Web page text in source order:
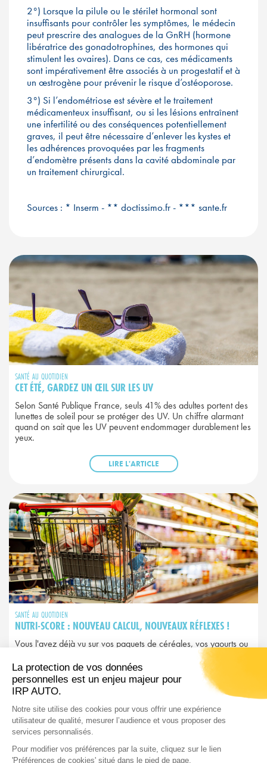
2°) Lorsque la pilule ou le stérilet hormonal sont
insuffisants pour contrôler les symptômes, le médecin
peut prescrire des analogues de la GnRH (hormone
libératrice des gonadotrophines, des hormones qui
stimulent les ovaires). Dans ce cas, ces médicaments
sont impérativement être associés à un progestatif et à
un œstrogène pour prévenir le risque d’ostéoporose.
3°) Si l’endométriose est sévère et le traitement
médicamenteux insuffisant, ou si les lésions entraînent
une infertilité ou des conséquences potentiellement
graves, il peut être nécessaire d’enlever les kystes et
les adhérences provoquées par les fragments
d’endomètre présents dans la cavité abdominale par
un traitement chirurgical.
Sources : * Inserm - ** doctissimo.fr - *** sante.fr
SANTÉ AU QUOTIDIEN
CET ÉTÉ, GARDEZ UN ŒIL SUR LES UV
Selon Santé Publique France, seuls 41% des adultes portent des
lunettes de soleil pour se protéger des UV. Un chiffre alarmant
quand on sait que les UV peuvent endommager durablement les
yeux.
LIRE L'ARTICLE
SANTÉ AU QUOTIDIEN
NUTRI-SCORE : NOUVEAU CALCUL, NOUVEAUX RÉFLEXES !
Vous l'avez déjà vu sur vos paquets de céréales, vos yaourts ou
vos plats préparés. Ce petit logo coloré allant du A vert au E
rouge, c'est le Nutri-Score. Mais attention : depuis 2025, il a
changé et avec lui, peut-être vos habitudes d’achat…